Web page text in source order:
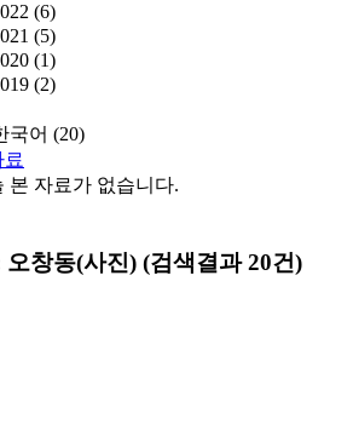
(6)
(5)
(1)
(2)
국어 (20)
료
본 자료가 없습니다.
오창동(사진) (검색결과 20건)